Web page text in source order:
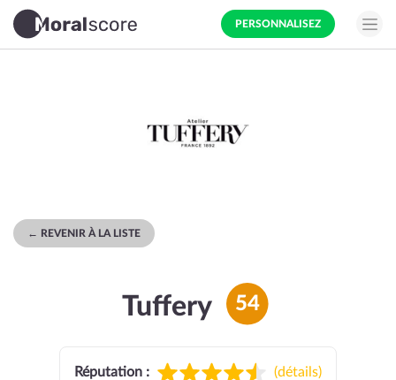
PERSONNALISEZ
← REVENIR À LA LISTE
Tuffery 54
Réputation : (détails)